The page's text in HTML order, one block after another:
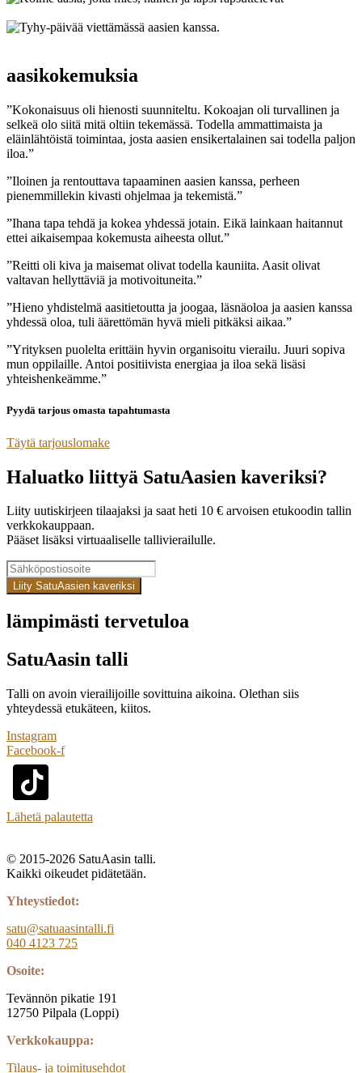
aasikokemuksia
”Kokonaisuus oli hienosti suunniteltu. Kokoajan oli turvallinen ja
selkeä olo siitä mitä oltiin tekemässä. Todella ammattimaista ja
eläinlähtöistä toimintaa, josta aasien ensikertalainen sai todella paljon
iloa.”
”Iloinen ja rentouttava tapaaminen aasien kanssa, perheen
pienemmillekin kivasti ohjelmaa ja tekemistä.”
”Ihana tapa tehdä ja kokea yhdessä jotain. Eikä lainkaan haitannut
ettei aikaisempaa kokemusta aiheesta ollut.”
”Reitti oli kiva ja maisemat olivat todella kauniita. Aasit olivat
valtavan hellyttäviä ja motivoituneita.”
”Hieno yhdistelmä aasitietoutta ja joogaa, läsnäoloa ja aasien kanssa
yhdessä oloa, tuli äärettömän hyvä mieli pitkäksi aikaa.”
”Yrityksen puolelta erittäin hyvin organisoitu vierailu. Juuri sopiva
mun oppilaille. Antoi positiivista energiaa ja iloa sekä lisäsi
yhteishenkeämme.”
Pyydä tarjous omasta tapahtumasta
Täytä tarjouslomake
Haluatko liittyä SatuAasien kaveriksi?
Liity uutiskirjeen tilaajaksi ja saat heti 10 € arvoisen etukoodin tallin
verkkokauppaan.
Pääset lisäksi virtuaaliselle tallivierailulle.
Liity SatuAasien kaveriksi
lämpimästi tervetuloa
SatuAasin talli
Talli on avoin vierailijoille sovittuina aikoina. Olethan siis
yhteydessä etukäteen, kiitos.
Instagram
Facebook-f
Lähetä palautetta
© 2015-2026 SatuAasin talli.
Kaikki oikeudet pidätetään.
Yhteystiedot:
satu@satuaasintalli.fi
040 4123 725
Osoite:
Tevännön pikatie 191
12750 Pilpala (Loppi)
Verkkokauppa:
Tilaus- ja toimitusehdot